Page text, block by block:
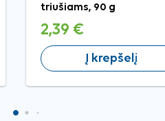
triušiams, 90 g
2,39 €
Į krepšelį